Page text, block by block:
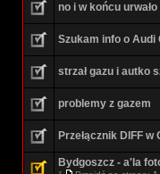
no i w końcu urwało
Szukam info o Audi
strzał gazu i autko
problemy z gazem
Przełącznik DIFF w
Bydgoszcz - a'la